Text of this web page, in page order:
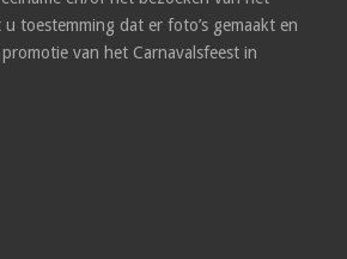
toestemming dat er foto’s gemaakt en
van het Carnavalsfeest in